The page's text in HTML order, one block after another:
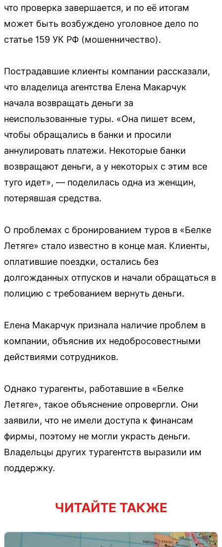
что проверка завершается, и по её итогам
может быть возбуждено уголовное дело по
статье 159 УК РФ (мошенничество).
Пострадавшие клиенты компании рассказали,
что владелица агентства Елена Макарчук
начала возвращать деньги за
неиспользованные туры. «Она пишет всем,
чтобы обращались в банки и просили
аннулировать платежи. Некоторые банки
возвращают деньги, а у некоторых с этим все
туго идет», — поделилась одна из женщин,
потерявшая средства.
О проблемах с бронированием туров в «Белке
Летяге» стало известно в конце мая. Клиенты,
оплатившие поездки, остались без
долгожданных отпусков и начали обращаться в
полицию с требованием вернуть деньги.
Елена Макарчук признала наличие проблем в
компании, объяснив их недобросовестными
действиями сотрудников.
Однако турагенты, работавшие в «Белке
Летяге», такое объяснение опровергли. Они
заявили, что не имели доступа к финансам
фирмы, поэтому не могли украсть деньги.
Владельцы других турагентств выразили им
поддержку.
ЧИТАЙТЕ ТАКЖЕ